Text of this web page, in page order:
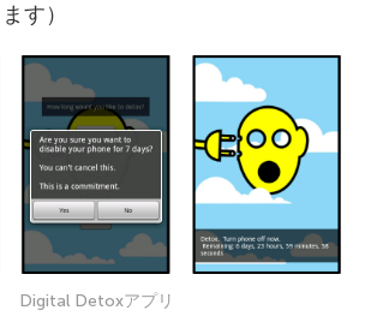
す）
Digital Detoxアプリ